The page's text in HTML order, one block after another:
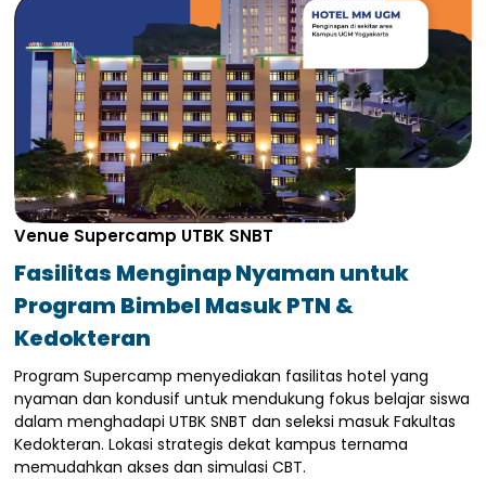
Venue Supercamp UTBK SNBT
Fasilitas Menginap Nyaman untuk
Program Bimbel Masuk PTN &
Kedokteran
Program Supercamp menyediakan fasilitas hotel yang
nyaman dan kondusif untuk mendukung fokus belajar siswa
dalam menghadapi UTBK SNBT dan seleksi masuk Fakultas
Kedokteran. Lokasi strategis dekat kampus ternama
memudahkan akses dan simulasi CBT.